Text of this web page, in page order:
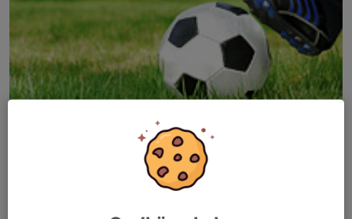
Här hamnar automatiskt de senaste nyheterna på hemsidan. För